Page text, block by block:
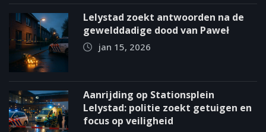
Lelystad zoekt antwoorden na de
gewelddadige dood van Paweł
jan 15, 2026
Aanrijding op Stationsplein
Lelystad: politie zoekt getuigen en
focus op veiligheid